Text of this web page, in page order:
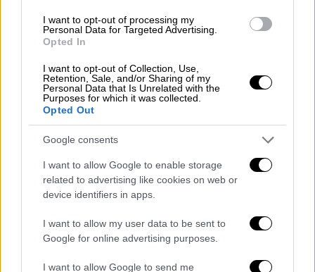
I want to opt-out of processing my
Personal Data for Targeted Advertising.
Opted In
I want to opt-out of Collection, Use,
Retention, Sale, and/or Sharing of my
Personal Data that Is Unrelated with the
Purposes for which it was collected.
Opted Out
Google consents
I want to allow Google to enable storage
related to advertising like cookies on web or
device identifiers in apps.
I want to allow my user data to be sent to
Google for online advertising purposes.
I want to allow Google to send me
A post shared by Despina Vandi (@desp1navandi)
«Η Μελίνα είναι φυσικό ταλέντο.
Εγώ
δούλεψα πολύ να φτάσω σε ένα επίπεδο,
αυτή έχει γεννηθεί με αυτό το χάρισμα.